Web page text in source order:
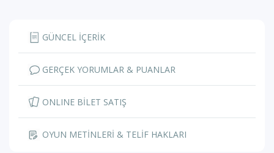
GÜNCEL İÇERİK
GERÇEK YORUMLAR & PUANLAR
ONLINE BİLET SATIŞ
OYUN METİNLERİ & TELİF HAKLARI